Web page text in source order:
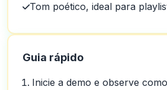
Tom poético, ideal para
Guia rápido
Inicie a demo e observe